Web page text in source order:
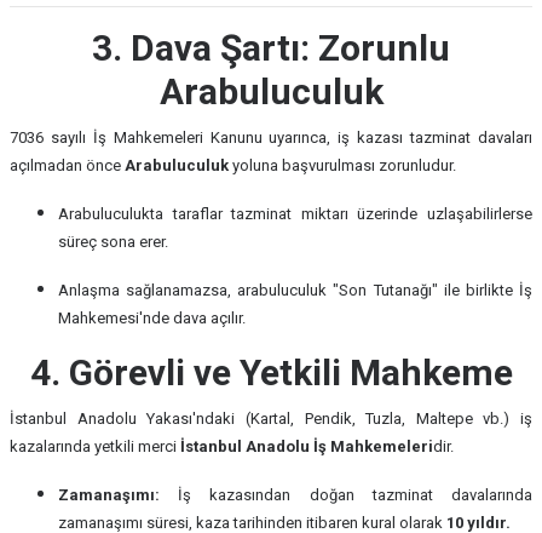
3. Dava Şartı: Zorunlu
Arabuluculuk
7036 sayılı İş Mahkemeleri Kanunu uyarınca, iş kazası tazminat davaları
açılmadan önce Arabuluculuk yoluna başvurulması zorunludur.
Arabuluculukta taraflar tazminat miktarı üzerinde uzlaşabilirlerse
süreç sona erer.
Anlaşma sağlanamazsa, arabuluculuk "Son Tutanağı" ile birlikte İş
Mahkemesi'nde dava açılır.
4. Görevli ve Yetkili Mahkeme
İstanbul Anadolu Yakası'ndaki (Kartal, Pendik, Tuzla, Maltepe vb.) iş
kazalarında yetkili merci İstanbul Anadolu İş Mahkemeleridir.
Zamanaşımı: İş kazasından doğan tazminat davalarında
zamanaşımı süresi, kaza tarihinden itibaren kural olarak 10 yıldır.